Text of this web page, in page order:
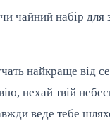
чайний набір для
найкраще від
нехай твій
веде тебе